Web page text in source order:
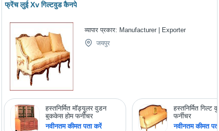
फ्रेंच लुई Xv गिल्टवुड कैनपे
व्यापार प्रकार: Manufacturer | Exporter
जयपुर
हस्तनिर्मित मॉड्यूलर वुडन
बुककेस होम फर्नीचर
नवीनतम कीमत पता करें
हस्तनिर्मित गिल्ट
फर्नीचर
नवीनतम कीमत